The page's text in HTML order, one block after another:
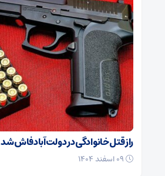
راز قتل خانوادگی در دولت‌آباد فاش شد